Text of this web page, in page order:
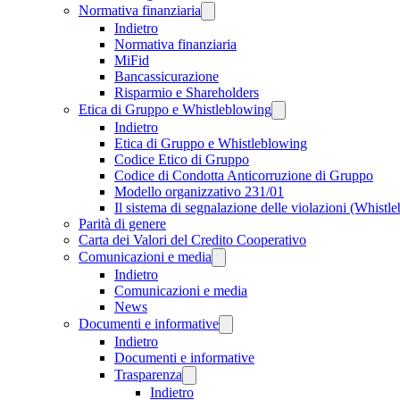
Normativa finanziaria
Indietro
Normativa finanziaria
MiFid
Bancassicurazione
Risparmio e Shareholders
Etica di Gruppo e Whistleblowing
Indietro
Etica di Gruppo e Whistleblowing
Codice Etico di Gruppo
Codice di Condotta Anticorruzione di Gruppo
Modello organizzativo 231/01
Il sistema di segnalazione delle violazioni
Parità di genere
Carta dei Valori del Credito Cooperativo
Comunicazioni e media
Indietro
Comunicazioni e media
News
Documenti e informative
Indietro
Documenti e informative
Trasparenza
Indietro